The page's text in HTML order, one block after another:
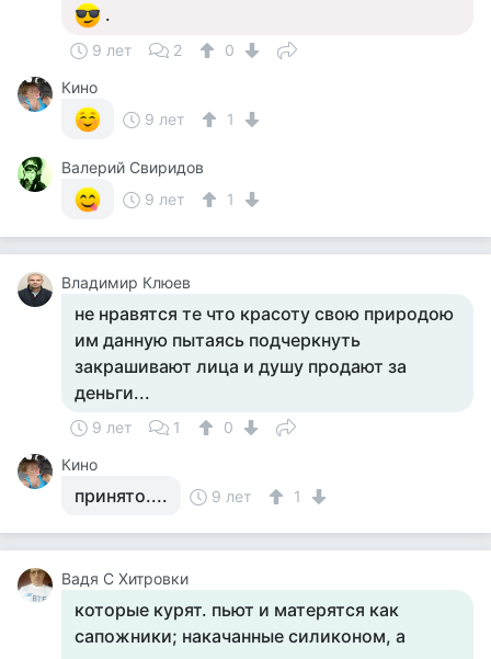
.
9 лет 2
0
Кино
9 лет
1
Валерий Свиридов
9 лет
1
Владимир Клюев
не нравятся те что красоту свою природою
им данную пытаясь подчеркнуть
закрашивают лица и душу продают за
деньги...
9 лет 1
0
Кино
принято.... 9 лет 1
Вадя С Хитровки
которые курят. пьют и матерятся как
сапожники; накачанные силиконом, а